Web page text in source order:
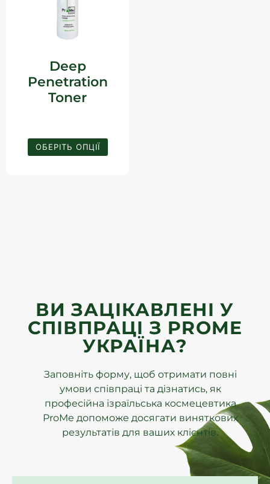
Deep
Penetration
Toner
ОБЕРІТЬ ОПЦІЇ
ВИ ЗАЦІКАВЛЕНІ У
СПІВПРАЦІ З PROME
УКРАЇНА?
Заповніть форму, щоб отримати повні
умови співпраці та дізнатись, як
професійна ізраїльська космецевтика
ProMe допоможе досягати виняткових
результатів для ваших клієнтів.